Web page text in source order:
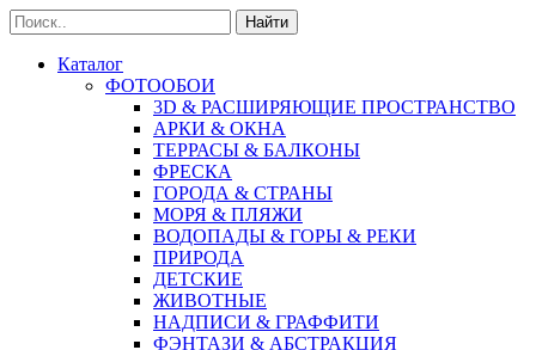
Найти
Каталог
ФОТООБОИ
3D & РАСШИРЯЮЩИЕ ПРОСТРАНСТВО
АРКИ & ОКНА
ТЕРРАСЫ & БАЛКОНЫ
ФРЕСКА
ГОРОДА & СТРАНЫ
МОРЯ & ПЛЯЖИ
ВОДОПАДЫ & ГОРЫ & РЕКИ
ПРИРОДА
ДЕТСКИЕ
ЖИВОТНЫЕ
НАДПИСИ & ГРАФФИТИ
ФЭНТАЗИ & АБСТРАКЦИЯ